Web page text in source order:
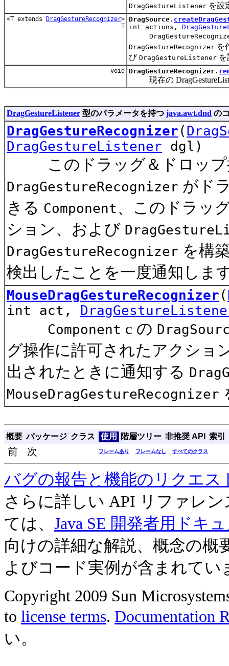
DragGestureListener を設
<T extends DragGestureRecognizer>
T
DragSource.
int actions,
DragGestureRecognizer を
び DragGestureListener
void DragGestureRecognizer.
現在の
DragGestureListener 型のパラメータを持つ java.awt.dnd の
DragGestureRecognizer (
DragGestureListener dgl)
このドラッグ＆ドロップ
DragGestureRecognizer がド
きる Component、このドラッ
ション、および
DragGestureRecognizer を構
検出したことを一度通知しま
MouseDragGestureRecognizer (
int act,
Component c の
グ操作に許可されたアクショ
出されたときに通知する
MouseDragGestureRecognizer
概要 パッケージ クラス 使用 階層ツリー 非推奨 API 索引
前 次 フレームあり フレームなし すべてのクラス
バグの報告と機能のリクエス
さらに詳しい API リファレ
ては、 Java SE 開発者用ドキ
向けの詳細な解説、概念の概
よびコード実例が含まれてい
Copyright 2009 Sun
to license terms. Documentation
い。